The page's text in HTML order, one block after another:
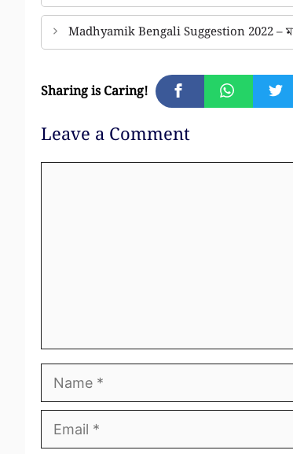
Madhyamik Bengali Suggestion 2022 –
Sharing is Caring!
Leave a Comment
Name
Email